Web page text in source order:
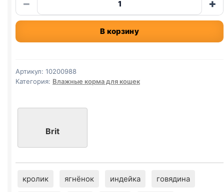
−
товара
Brit
КУРИЦА)
100г
+
В корзину
Артикул: 10200988
Категория: Влажные корма для кошек
Brit
кролик ягнёнок индейка говядина